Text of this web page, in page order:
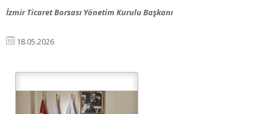
İzmir Ticaret Borsası Yönetim Kurulu Başkanı
18.05.2026